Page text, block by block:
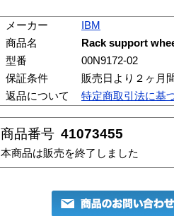
メーカー
IBM
商品名
Rack support
型番
00N9172-02
保証条件
販売日より２ヶ月
返品について
特定商取引法に基
商品番号 41073455
本商品は販売を終了しました